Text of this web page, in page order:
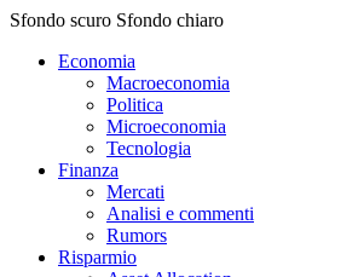
Sfondo scuro Sfondo chiaro
Economia
Macroeconomia
Politica
Microeconomia
Tecnologia
Finanza
Mercati
Analisi e commenti
Rumors
Risparmio